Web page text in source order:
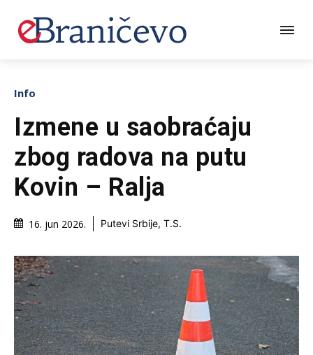
Info
Izmene u saobraćaju
zbog radova na putu
Kovin – Ralja
16. jun 2026. Putevi Srbije, T.S.